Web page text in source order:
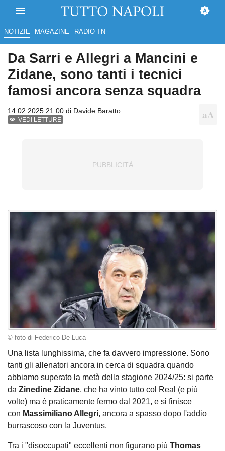
NOTIZIE MAGAZINE RADIO TN
Da Sarri e Allegri a Mancini e
Zidane, sono tanti i tecnici
famosi ancora senza squadra
14.02.2025 21:00 di Davide Baratto
VEDI LETTURE
© foto di Federico De Luca
Una lista lunghissima, che fa davvero impressione. Sono
tanti gli allenatori ancora in cerca di squadra quando
abbiamo superato la metà della stagione 2024/25: si parte
da Zinedine Zidane, che ha vinto tutto col Real (e più
volte) ma è praticamente fermo dal 2021, e si finisce
con Massimiliano Allegri, ancora a spasso dopo l'addio
burrascoso con la Juventus.
Tra i "disoccupati" eccellenti non figurano più Thomas